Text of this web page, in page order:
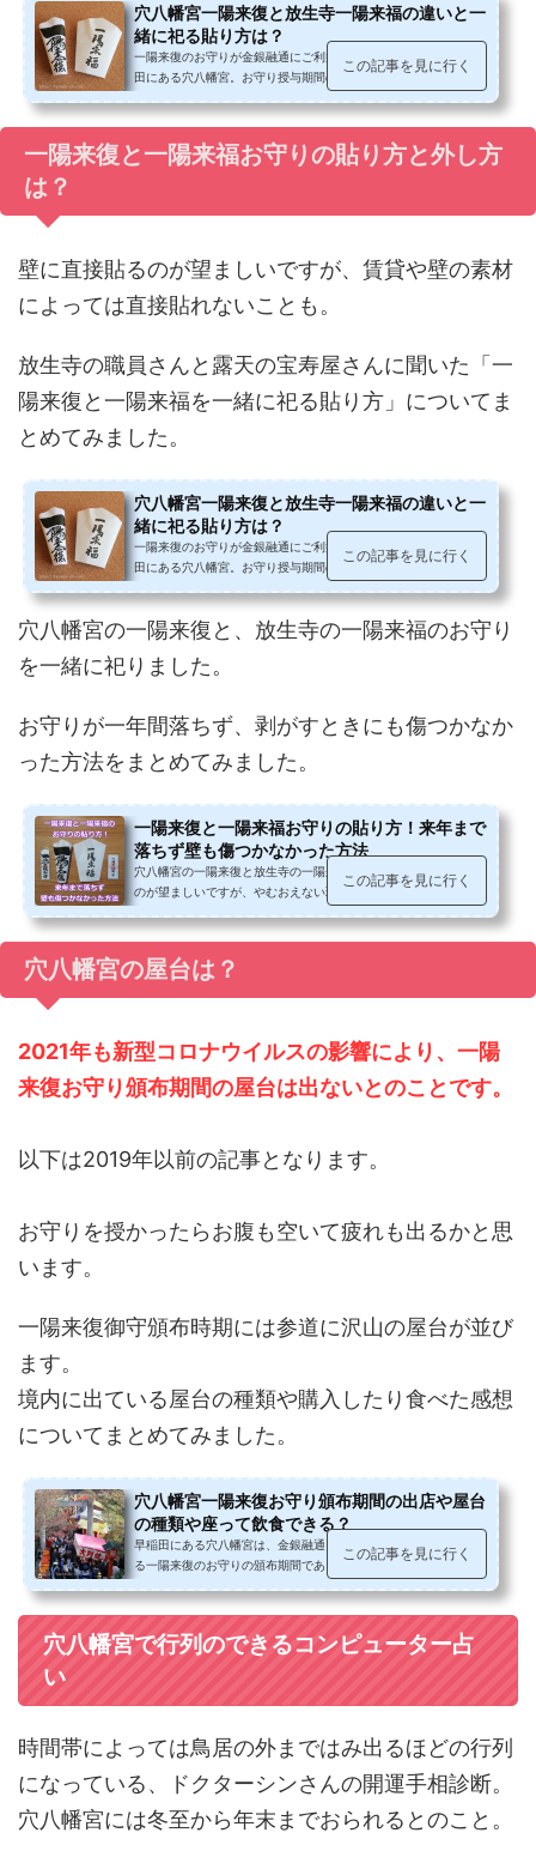
穴八幡宮一陽来復と放生寺一陽来福の違いと一
緒に祀る貼り方は？
一陽来復のお守りが金銀融通にご利益があることで名高い、早稲
田にある穴八幡宮。お守り授与期間の冬至から節分までには多く
この記事を見に行く
一陽来復と一陽来福お守りの貼り方と外し方
は？
壁に直接貼るのが望ましいですが、賃貸や壁の素材
によっては直接貼れないことも。
放生寺の職員さんと露天の宝寿屋さんに聞いた「一
陽来復と一陽来福を一緒に祀る貼り方」についてま
とめてみました。
穴八幡宮一陽来復と放生寺一陽来福の違いと一
緒に祀る貼り方は？
一陽来復のお守りが金銀融通にご利益があることで名高い、早稲
田にある穴八幡宮。お守り授与期間の冬至から節分までには多く
この記事を見に行く
穴八幡宮の一陽来復と、放生寺の一陽来福のお守り
を一緒に祀りました。
お守りが一年間落ちず、剥がすときにも傷つかなか
った方法をまとめてみました。
一陽来復と一陽来福お守りの貼り方！来年まで
落ちず壁も傷つかなかった方法
穴八幡宮の一陽来復と放生寺の一陽来福のお守り。壁に直接貼る
のが望ましいですが、やむおえない理由の場合には、台紙を使っ
この記事を見に行く
穴八幡宮の屋台は？
2021年も新型コロナウイルスの影響により、一陽
来復お守り頒布期間の屋台は出ないとのことです。
以下は2019年以前の記事となります。
お守りを授かったらお腹も空いて疲れも出るかと思
います。
一陽来復御守頒布時期には参道に沢山の屋台が並び
ます。
境内に出ている屋台の種類や購入したり食べた感想
についてまとめてみました。
穴八幡宮一陽来復お守り頒布期間の出店や屋台
の種類や座って飲食できる？
早稲田にある穴八幡宮は、金銀融通にご利益があると言われてい
る一陽来復のお守りの頒布期間である冬至から節分までの期間は
この記事を見に行く
穴八幡宮で行列のできるコンピューター占
い
時間帯によっては鳥居の外まではみ出るほどの行列
になっている、ドクターシンさんの開運手相診断。
穴八幡宮には冬至から年末までおられるとのこと。